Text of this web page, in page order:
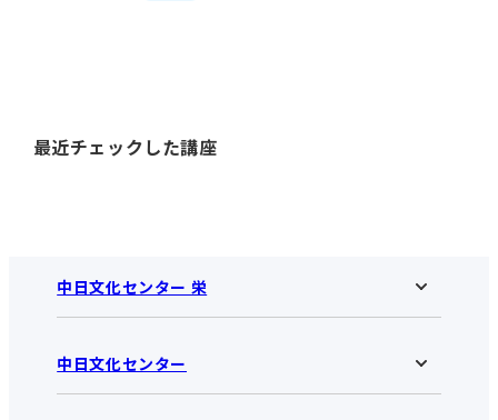
最近チェックした講座
中日文化センター 栄
中日文化センター 栄HOME
お知らせ
中日文化センター